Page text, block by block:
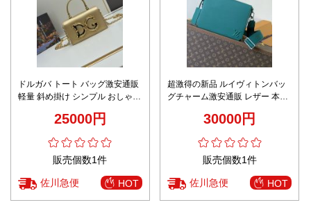
ドルガバ トート バッグ激安通販
軽量 斜め掛け シンプル おしゃれ
25000円
販売個数1件
佐川急便 HOT
超激得の新品 ルイヴィトンバッ
グチャーム激安通販 レザー 本革
30000円
販売個数1件
佐川急便 HOT